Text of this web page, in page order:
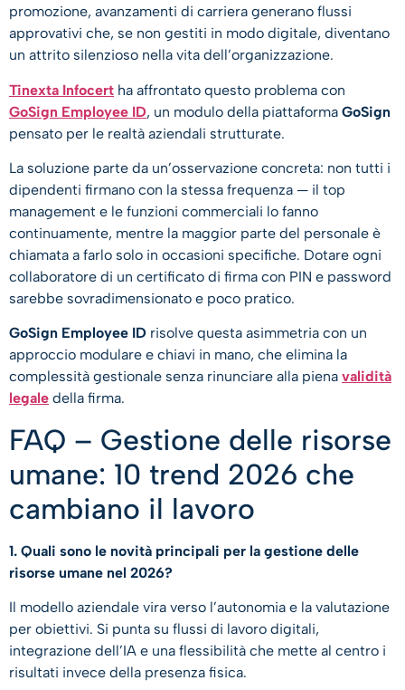
promozione, avanzamenti di carriera generano flussi
approvativi che, se non gestiti in modo digitale, diventano
un attrito silenzioso nella vita dell’organizzazione.
Tinexta Infocert ha affrontato questo problema con
GoSign Employee ID, un modulo della piattaforma GoSign
pensato per le realtà aziendali strutturate.
La soluzione parte da un’osservazione concreta: non tutti i
dipendenti firmano con la stessa frequenza — il top
management e le funzioni commerciali lo fanno
continuamente, mentre la maggior parte del personale è
chiamata a farlo solo in occasioni specifiche. Dotare ogni
collaboratore di un certificato di firma con PIN e password
sarebbe sovradimensionato e poco pratico.
GoSign Employee ID risolve questa asimmetria con un
approccio modulare e chiavi in mano, che elimina la
complessità gestionale senza rinunciare alla piena validità
legale della firma.
FAQ – Gestione delle risorse
umane: 10 trend 2026 che
cambiano il lavoro
1. Quali sono le novità principali per la gestione delle
risorse umane nel 2026?
Il modello aziendale vira verso l’autonomia e la valutazione
per obiettivi. Si punta su flussi di lavoro digitali,
integrazione dell’IA e una flessibilità che mette al centro i
risultati invece della presenza fisica.